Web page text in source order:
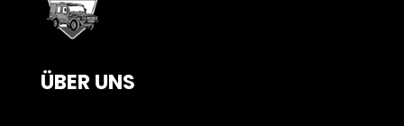
ÜBER UNS